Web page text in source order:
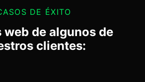
DE ÉXITO
web de algunos de
clientes: